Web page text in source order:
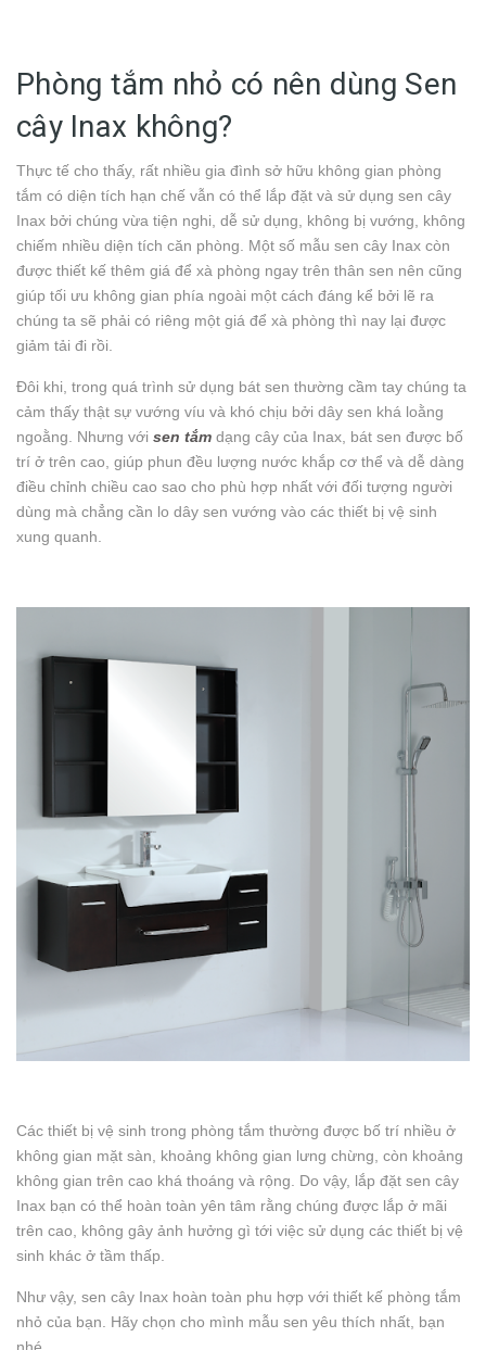
Phòng tắm nhỏ có nên dùng Sen
cây Inax không?
Thực tế cho thấy, rất nhiều gia đình sở hữu không gian phòng
tắm có diện tích hạn chế vẫn có thể lắp đặt và sử dụng sen cây
Inax bởi chúng vừa tiện nghi, dễ sử dụng, không bị vướng, không
chiếm nhiều diện tích căn phòng. Một số mẫu sen cây Inax còn
được thiết kế thêm giá để xà phòng ngay trên thân sen nên cũng
giúp tối ưu không gian phía ngoài một cách đáng kể bởi lẽ ra
chúng ta sẽ phải có riêng một giá để xà phòng thì nay lại được
giảm tải đi rồi.
Đôi khi, trong quá trình sử dụng bát sen thường cầm tay chúng ta
cảm thấy thật sự vướng víu và khó chịu bởi dây sen khá loằng
ngoằng. Nhưng với sen tắm dạng cây của Inax, bát sen được bố
trí ở trên cao, giúp phun đều lượng nước khắp cơ thể và dễ dàng
điều chỉnh chiều cao sao cho phù hợp nhất với đối tượng người
dùng mà chẳng cần lo dây sen vướng vào các thiết bị vệ sinh
xung quanh.
Các thiết bị vệ sinh trong phòng tắm thường được bố trí nhiều ở
không gian mặt sàn, khoảng không gian lưng chừng, còn khoảng
không gian trên cao khá thoáng và rộng. Do vậy, lắp đặt sen cây
Inax bạn có thể hoàn toàn yên tâm rằng chúng được lắp ở mãi
trên cao, không gây ảnh hưởng gì tới việc sử dụng các thiết bị vệ
sinh khác ở tầm thấp.
Như vậy, sen cây Inax hoàn toàn phu hợp với thiết kế phòng tắm
nhỏ của bạn. Hãy chọn cho mình mẫu sen yêu thích nhất, bạn